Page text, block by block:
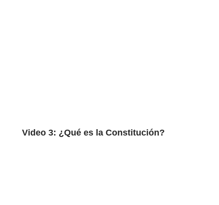
Video 3: ¿Qué es la Constitución?